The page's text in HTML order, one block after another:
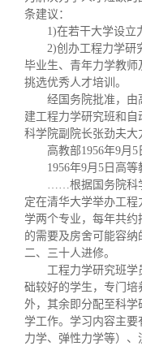
条建议：
1)在若干大学设立
2)创办工程力学研
毕业生、青年力学教
挑选优秀人才培训。
经国务院批准，由
建工程力学研究班和自
科学院副院长张劲夫大
高教部1956年9月5
1956年9月5日高
……根据国务院科
定在清华大学举办工
学两个专业，每年共约
的需要及房舍可能容
二、三十人进修。
工程力学研究班
础较好的学生，专门
外，其余即分配至科
学工作。学习内容主
力学、弹性力学等）、